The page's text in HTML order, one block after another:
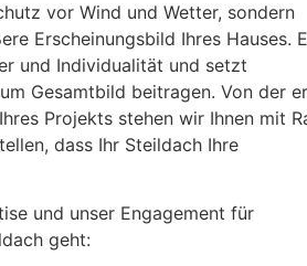
vor Wind und Wetter, sondern
Erscheinungsbild Ihres Hauses.
und Individualität und setzt
Gesamtbild beitragen. Von der
Projekts stehen wir Ihnen mit
dass Ihr Steildach Ihre
und unser Engagement für
geht: